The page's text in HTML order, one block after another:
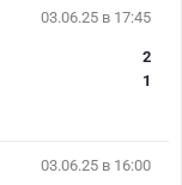
03.06.25 в 17:45
2
1
03.06.25 в 16:00